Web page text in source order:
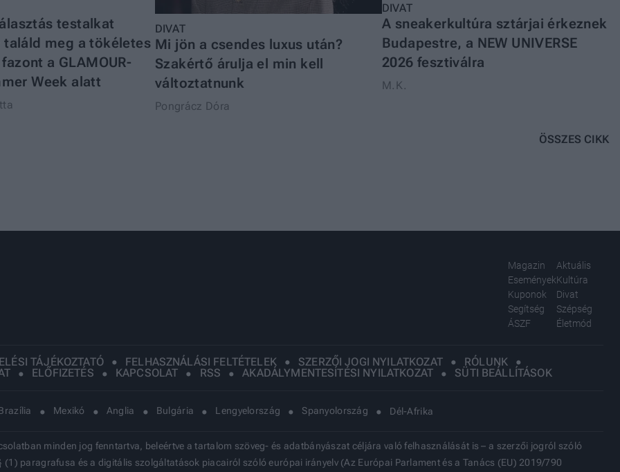
testalkat
találd meg a tökéletes
a GLAMOUR-
Week alatt
DIVAT
Mi jön a csendes luxus után?
Szakértő árulja el min kell
változtatnunk
Pongrácz Dóra
DIVAT
A sneakerkultúra sztárjai érkeznek
Budapestre, a NEW UNIVERSE
2026 fesztiválra
M.K.
ÖSSZES CIKK
Magazin
Események
Kuponok
Segítség
ÁSZF
Aktuális
Kultúra
Divat
Szépség
Életmód
TÁJÉKOZTATÓ FELHASZNÁLÁSI FELTÉTELEK SZERZŐI JOGI NYILATKOZAT
RÓLUNK
ELŐFIZETÉS KAPCSOLAT RSS AKADÁLYMENTESÍTÉSI NYILATKOZAT SÜTI BEÁLLÍTÁSOK
Mexikó Anglia Bulgária Lengyelország Spanyolország Dél-Afrika
minden jog fenntartva, beleértve a tartalom szöveg- és adatbányászat céljára való felhasználását is – a szerzői jogról szóló
(1) paragrafusa és a digitális szolgáltatások piacairól szóló európai irányelv (Az Európai Parlament és a Tanács (EU) 2019/790